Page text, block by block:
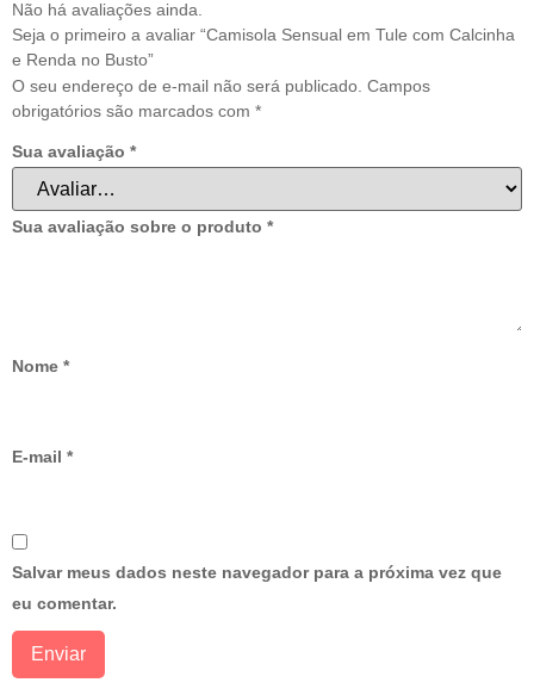
Não há avaliações ainda.
Seja o primeiro a avaliar “Camisola Sensual em Tule com Calcinha
e Renda no Busto”
O seu endereço de e-mail não será publicado. Campos
obrigatórios são marcados com *
Sua avaliação *
Sua avaliação sobre o produto *
Nome *
E-mail *
Salvar meus dados neste navegador para a próxima vez que
eu comentar.